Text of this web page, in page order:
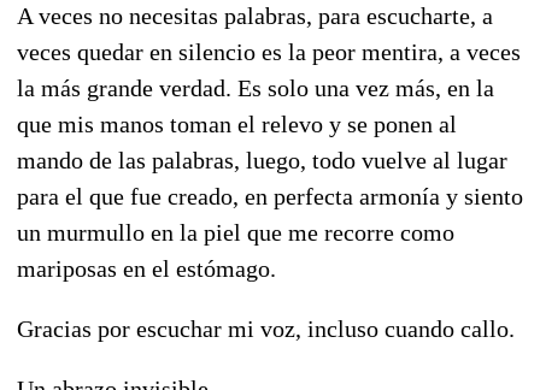
A veces no necesitas palabras, para escucharte, a
veces quedar en silencio es la peor mentira, a veces
la más grande verdad. Es solo una vez más, en la
que mis manos toman el relevo y se ponen al
mando de las palabras, luego, todo vuelve al lugar
para el que fue creado, en perfecta armonía y siento
un murmullo en la piel que me recorre como
mariposas en el estómago.
Gracias por escuchar mi voz, incluso cuando callo.